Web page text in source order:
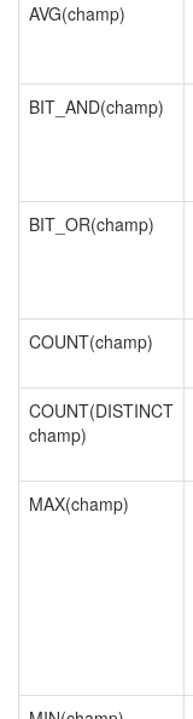
AVG(champ)
BIT_AND(champ)
BIT_OR(champ)
COUNT(champ)
COUNT(DISTINCT
champ)
MAX(champ)